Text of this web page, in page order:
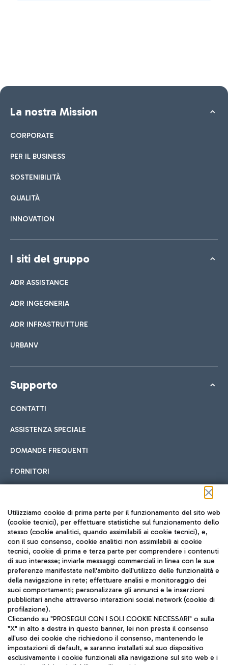
La nostra Mission
CORPORATE
PER IL BUSINESS
SOSTENIBILITÀ
QUALITÀ
INNOVATION
I siti del gruppo
ADR ASSISTANCE
ADR INGEGNERIA
ADR INFRASTRUTTURE
URBANV
Supporto
CONTATTI
ASSISTENZA SPECIALE
DOMANDE FREQUENTI
FORNITORI
Seguici sui social
TRAVEL JOURNAL
ITA
Utilizziamo cookie di prima parte per il funzionamento del sito web
(cookie tecnici), per effettuare statistiche sul funzionamento dello
stesso (cookie analitici, quando assimilabili ai cookie tecnici), e,
con il suo consenso, cookie analitici non assimilabili ai cookie
tecnici, cookie di prima e terza parte per comprendere i contenuti
di suo interesse; inviarle messaggi commerciali in linea con le sue
preferenze manifestate nell'ambito dell'utilizzo delle funzionalità e
della navigazione in rete; effettuare analisi e monitoraggio dei
suoi comportamenti; personalizzare gli annunci e le inserzioni
pubblicitari anche attraverso interazioni social network (cookie di
profilazione).
Cliccando su "PROSEGUI CON I SOLI COOKIE NECESSARI" o sulla
"X" in alto a destra in questo banner, lei non presta il consenso
all'uso dei cookie che richiedono il consenso, mantenendo le
impostazioni di default, e saranno installati sul suo dispositivo
esclusivamente i cookie funzionali alla navigazione sul sito web e i